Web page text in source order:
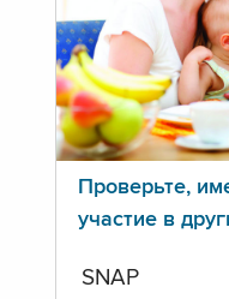
Проверьте,
участие в
SNAP